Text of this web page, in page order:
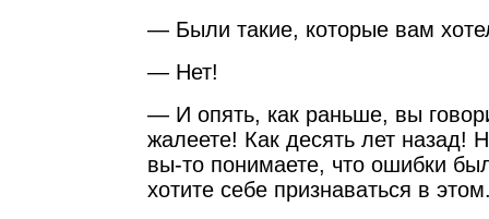
— Были такие, которые вам
— Нет!
— И опять, как раньше, вы
жалеете! Как десять лет назад!
вы-то понимаете, что ошибки
хотите себе признаваться в